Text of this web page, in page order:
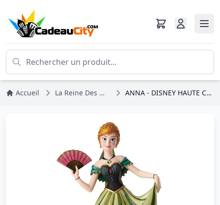
Accueil La Reine Des Neiges ANNA - DISNEY HAUTE COUTURE